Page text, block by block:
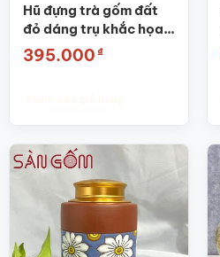
Hũ đựng trà gốm đất
đỏ dáng trụ khắc họa
tiết hoa Bát Tràng SG-
BĐT55
395.000 ₫